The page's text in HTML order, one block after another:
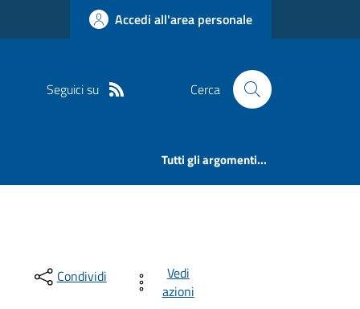
Accedi all'area personale
Seguici su Cerca
Tutti gli argomenti...
Condividi
Vedi
azioni